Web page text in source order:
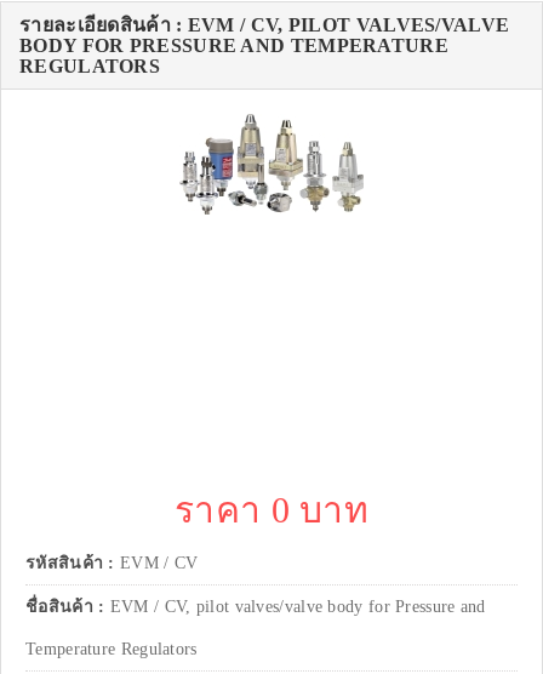
รายละเอียดสินค้า : EVM / CV, PILOT VALVES/VALVE
BODY FOR PRESSURE AND TEMPERATURE
REGULATORS
ราคา 0 บาท
รหัสสินค้า : EVM / CV
ชื่อสินค้า : EVM / CV, pilot valves/valve body for Pressure and
Temperature Regulators